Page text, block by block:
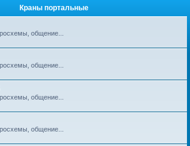
Краны портальные
общение...
общение...
общение...
общение...